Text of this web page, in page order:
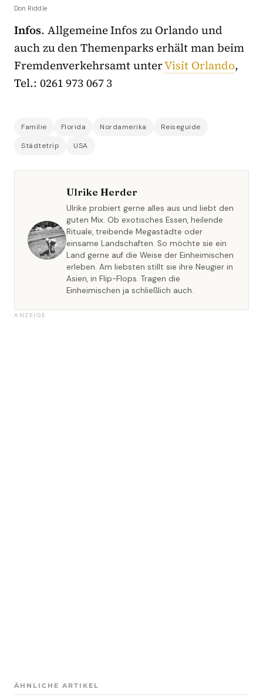
Don Riddle
Infos. Allgemeine Infos zu Orlando und
auch zu den Themenparks erhält man beim
Fremdenverkehrsamt unterVisit Orlando,
Tel.: 0261 973 067 3
Familie Florida Nordamerika
Reiseguide
Städtetrip
USA
Ulrike Herder
Ulrike probiert gerne alles aus und liebt den
guten Mix. Ob exotisches Essen, heilende
Rituale, treibende Megastädte oder
einsame Landschaften. So möchte sie ein
Land gerne auf die Weise der Einheimischen
erleben. Am liebsten stillt sie ihre Neugier in
Asien, in Flip-Flops. Tragen die
Einheimischen ja schließlich auch.
ANZEIGE
ÄHNLICHE ARTIKEL